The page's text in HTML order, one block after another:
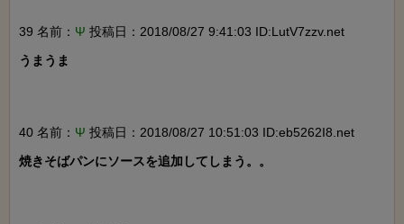
39 名前： Ψ 投稿日：2018/08/27 9:41:03 ID:LutV7zzv.net
うまうま
40 名前： Ψ 投稿日：2018/08/27 10:51:03 ID:eb5262I8.net
焼きそばパンにソースを追加してしまう。。